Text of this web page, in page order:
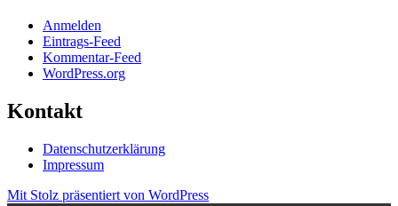
Anmelden
Eintrags-Feed
Kommentar-Feed
WordPress.org
Kontakt
Datenschutzerklärung
Impressum
Mit Stolz präsentiert von WordPress